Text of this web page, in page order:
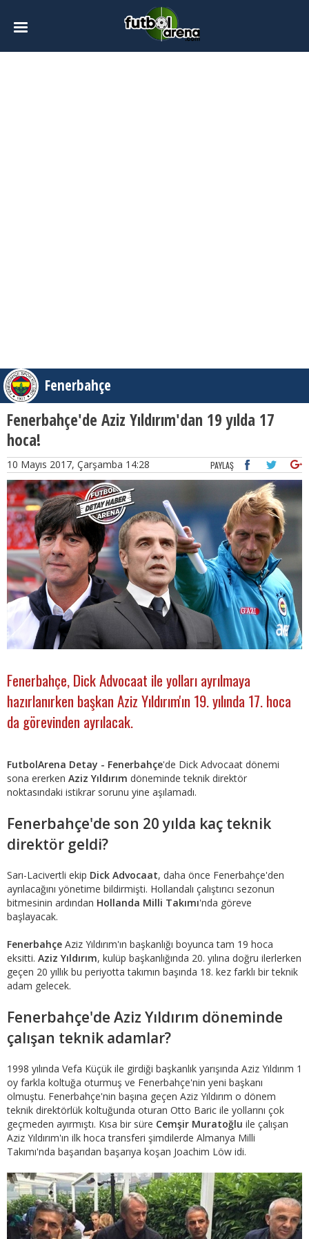
Fenerbahçe
Fenerbahçe'de Aziz Yıldırım'dan 19 yılda 17
hoca!
10 Mayıs 2017, Çarşamba 14:28 PAYLAŞ
Fenerbahçe, Dick Advocaat ile yolları ayrılmaya
hazırlanırken başkan Aziz Yıldırım'ın 19. yılında 17. hoca
da görevinden ayrılacak.
FutbolArena Detay - Fenerbahçe'de Dick Advocaat dönemi
sona ererken Aziz Yıldırım döneminde teknik direktör
noktasındaki istikrar sorunu yine aşılamadı.
Fenerbahçe'de son 20 yılda kaç teknik
direktör geldi?
Sarı-Lacivertli ekip Dick Advocaat, daha önce Fenerbahçe'den
ayrılacağını yönetime bildirmişti. Hollandalı çalıştırıcı sezonun
bitmesinin ardından Hollanda Milli Takımı'nda göreve
başlayacak.
Fenerbahçe Aziz Yıldırım'ın başkanlığı boyunca tam 19 hoca
eksitti. Aziz Yıldırım, kulüp başkanlığında 20. yılına doğru ilerlerken
geçen 20 yıllık bu periyotta takımın başında 18. kez farklı bir teknik
adam gelecek.
Fenerbahçe'de Aziz Yıldırım döneminde
çalışan teknik adamlar?
1998 yılında Vefa Küçük ile girdiği başkanlık yarışında Aziz Yıldırım 1
oy farkla koltuğa oturmuş ve Fenerbahçe'nin yeni başkanı
olmuştu. Fenerbahçe'nin başına geçen Aziz Yıldırım o dönem
teknik direktörlük koltuğunda oturan Otto Baric ile yollarını çok
geçmeden ayırmıştı. Kısa bir süre Cemşir Muratoğlu ile çalışan
Aziz Yıldırım'ın ilk hoca transferi şimdilerde Almanya Milli
Takımı'nda başarıdan başarıya koşan Joachim Löw idi.